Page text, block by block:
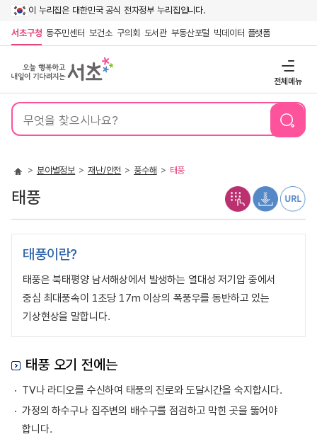
이 누리집은 대한민국 공식 전자정부 누리집입니다.
서초구청 동주민센터 보건소 구의회 도서관 부동산포털 빅데이터 플랫폼
전체메뉴
통
검
분야별정보 재난/안전 풍수해 태풍
태풍
태풍이란?
태풍은 북태평양 남서해상에서 발생하는 열대성 저기압 중에서
중심 최대풍속이 1초당 17m 이상의 폭풍우를 동반하고 있는
기상현상을 말합니다.
태풍 오기 전에는
TV나 라디오를 수신하여 태풍의 진로와 도달시간을 숙지합시다.
가정의 하수구나 집주변의 배수구를 점검하고 막힌 곳을 뚫어야
합니다.